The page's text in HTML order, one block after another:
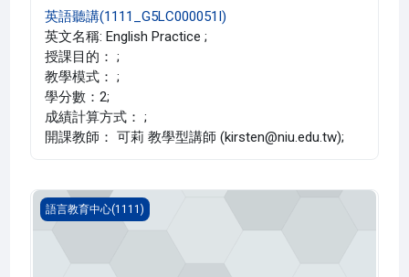
英語聽講(1111_G5LC000051I)
英文名稱: English Practice ;
授課目的： ;
教學模式： ;
學分數：2;
成績計算方式： ;
開課教師： 可莉 教學型講師 (kirsten@niu.edu.tw);
英語聽講(1111_G5LC000051H)
語言教育中心(1111)